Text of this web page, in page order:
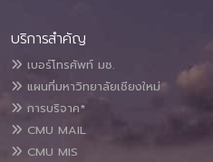
บริการสำคัญ
เบอร์โทรศัพท์ มช.
แผนที่มหาวิทยาลัยเชียงใหม่
การบริจาค*
CMU MAIL
CMU MIS